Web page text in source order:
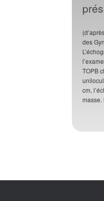
des
TOPB
cm,
masse.